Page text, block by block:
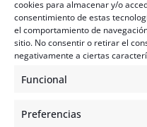
cookies para almacenar y/o
consentimiento de estas
el comportamiento de
sitio. No consentir o retirar el
negativamente a ciertas
Funcional
Preferencias